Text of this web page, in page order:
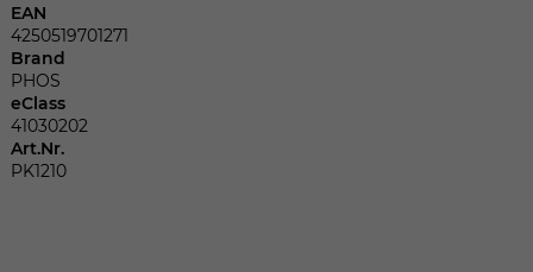
EAN
4250519701271
Brand
PHOS
eClass
41030202
Art.Nr.
PK1210
Zweck